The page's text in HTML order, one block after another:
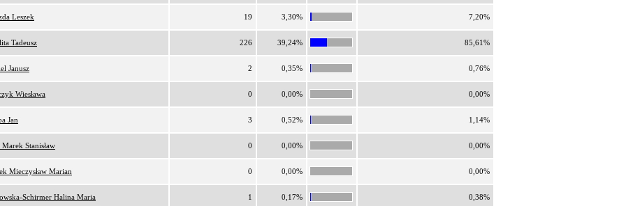
Leszek 19 3,30% 7,20%
Tadeusz 226 39,24% 85,61%
Janusz 2 0,35% 0,76%
Wiesława 0 0,00% 0,00%
Jan 3 0,52% 1,14%
Marek Stanisław 0 0,00% 0,00%
Mieczysław Marian 0 0,00% 0,00%
Schirmer Halina Maria 1 0,17% 0,38%